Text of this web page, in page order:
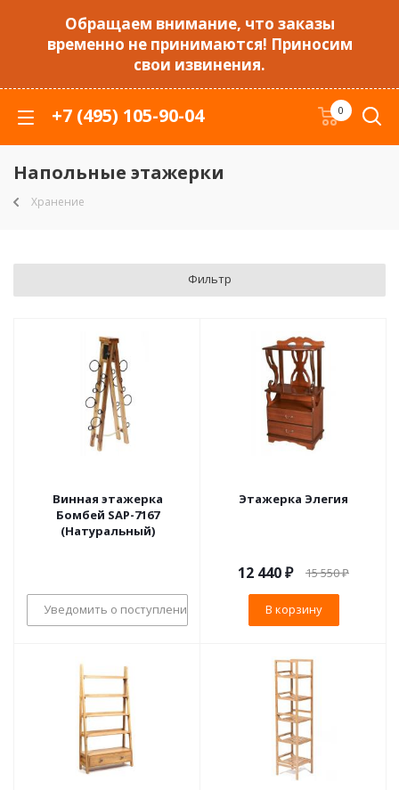
Обращаем внимание, что заказы
временно не принимаются! Приносим
свои извинения.
+7 (495) 105-90-04 0
Напольные этажерки
Хранение
Фильтр
Винная этажерка
Бомбей SAP-7167
(Натуральный)
Уведомить о поступлении
Этажерка Элегия
12 440₽ 15 550₽
В корзину